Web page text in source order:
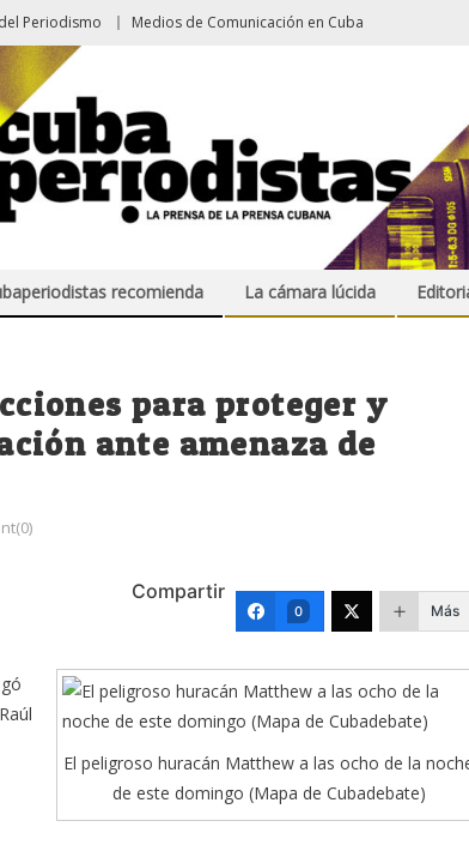
Periodismo Medios de Comunicación en Cuba
recomienda La cámara lúcida
para proteger y
ante amenaza de
Compartir
0 Más
El peligroso huracán Matthew a las ocho de la
de este domingo (Mapa de Cubadebate)